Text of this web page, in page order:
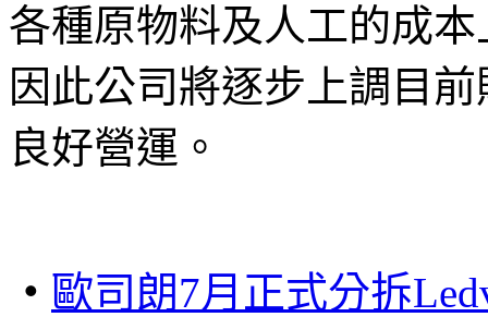
各種原物料及人工的成
因此公司將逐步上調目
良好營運。
‧ 歐司朗7月正式分拆